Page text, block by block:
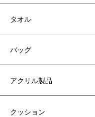
タオル
バッグ
アクリル製品
クッション